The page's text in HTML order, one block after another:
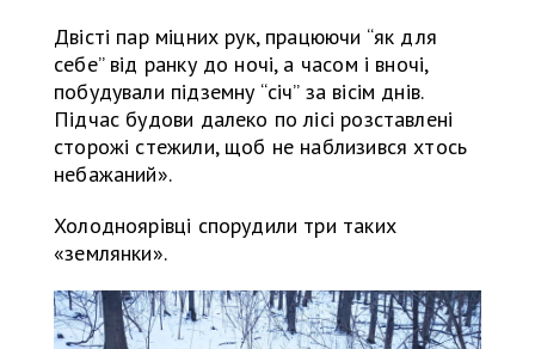
Двісті пар міцних рук, працюючи “як для
себе” від ранку до ночі, а часом і вночі,
побудували підземну “січ” за вісім днів.
Підчас будови далеко по лісі розставлені
сторожі стежили, щоб не наблизився хтось
небажаний».
Холодноярівці спорудили три таких
«землянки».